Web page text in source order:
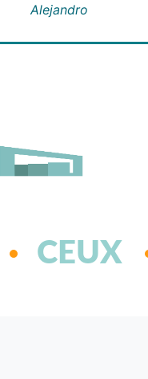
Alejandro
CEUX